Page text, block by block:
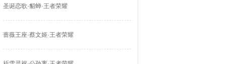
圣诞恋歌·貂蝉·王者荣耀
蔷薇王座·蔡文姬·王者荣耀